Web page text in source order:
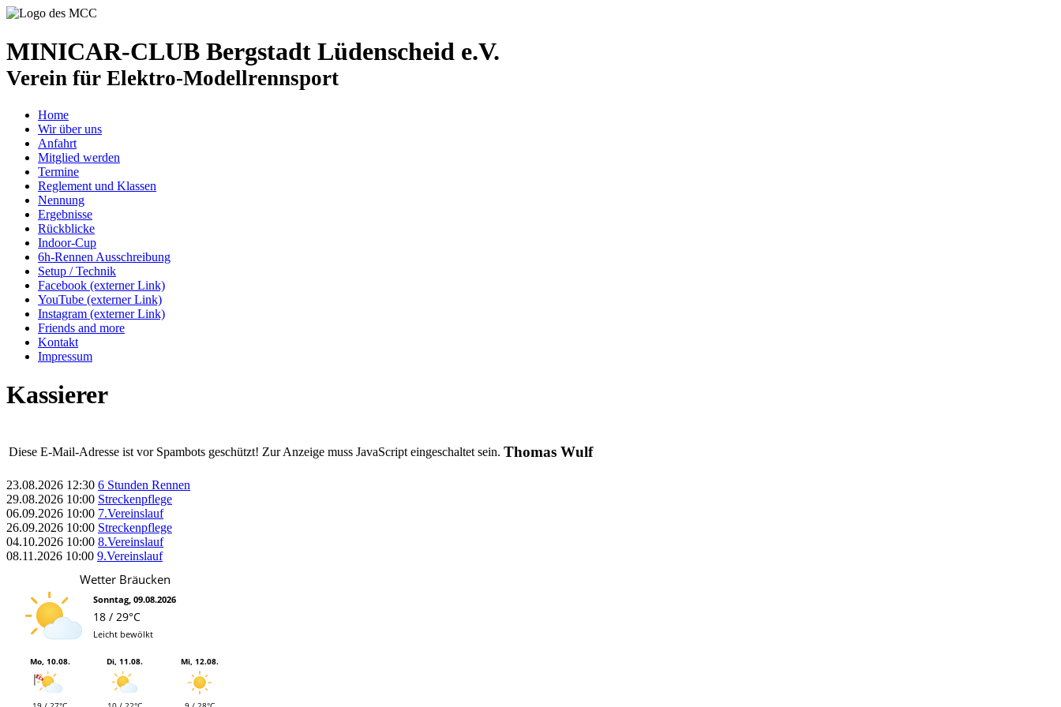
MINICAR-CLUB Bergstadt Lüdenscheid e.V.
Verein für Elektro-Modellrennsport
Home
Wir über uns
Anfahrt
Mitglied werden
Termine
Reglement und Klassen
Nennung
Ergebnisse
Rückblicke
Indoor-Cup
6h-Rennen Ausschreibung
Setup / Technik
Facebook (externer Link)
YouTube (externer Link)
Instagram (externer Link)
Friends and more
Kontakt
Impressum
Kassierer
Diese E-Mail-Adresse ist vor Spambots geschützt! Zur Anzeige muss JavaScript eingeschaltet sein. Thomas Wulf
23.08.2026 12:30 6 Stunden Rennen
29.08.2026 10:00 Streckenpflege
06.09.2026 10:00 7.Vereinslauf
26.09.2026 10:00 Streckenpflege
04.10.2026 10:00 8.Vereinslauf
08.11.2026 10:00 9.Vereinslauf
Wetter Bräucken
Sonntag, 09.08.2026
18 / 29°C
Leicht bewölkt
Mo, 10.08. Di, 11.08. Mi, 12.08.